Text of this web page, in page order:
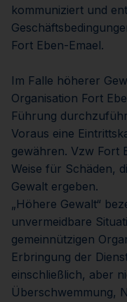
kommuniziert und
Fort Eben-Emael.
Im Falle höherer
Organisation Fort
Führung
Voraus eine
gewähren. Vzw Fort
Weise für Schäden,
Gewalt ergeben.
„Höhere Gewalt“
unvermeidbare
gemeinnützigen
Erbringung der
einschließlich, aber
Überschwemmung,